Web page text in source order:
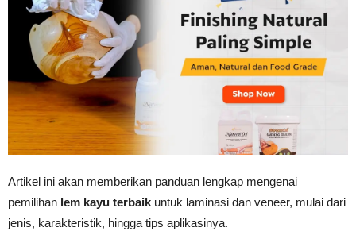
Artikel ini akan memberikan panduan lengkap mengenai
pemilihan lem kayu terbaik untuk laminasi dan veneer, mulai dari
jenis, karakteristik, hingga tips aplikasinya.